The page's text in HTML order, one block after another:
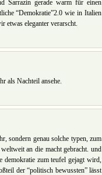
Sarrazin gerade warm für einen
“Demokratie”2.0 wie in Italien
etwas eleganter verarscht.
als Nachteil ansehe.
sondern genau solche typen, zum
an die macht gebracht. und
demokratie zum teufel gejagt wird,
der “politisch bewussten” lässt